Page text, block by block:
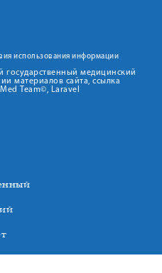
использования информации
государственный медицинский
материалов сайта, ссылка
Team©, Laravel